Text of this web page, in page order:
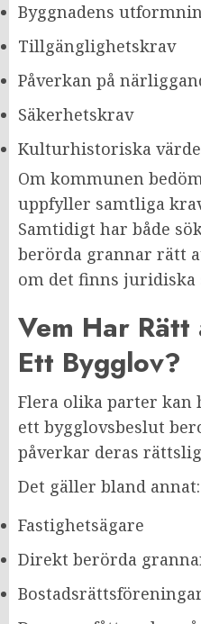
Byggnadens
Tillgänglighetskrav
Påverkan på
Säkerhetskrav
Kulturhistoriska
Om kommunen
uppfyller samtliga
Samtidigt har både
berörda grannar rätt
om det finns juridiska
Vem Har
Ett Bygglov?
Flera olika parter kan
ett bygglovsbeslut
påverkar deras
Det gäller bland annat:
Fastighetsägare
Direkt berörda